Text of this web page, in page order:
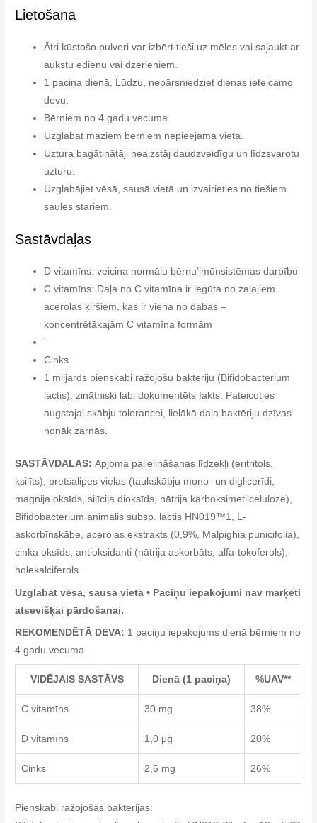
Lietošana
Ātri kūstošo pulveri var izbērt tieši uz mēles vai sajaukt ar
aukstu ēdienu vai dzērieniem.
1 paciņa dienā. Lūdzu, nepārsniedziet dienas ieteicamo
devu.
Bērniem no 4 gadu vecuma.
Uzglabāt maziem bērniem nepieejamā vietā.
Uztura bagātinātāji neaizstāj daudzveidīgu un līdzsvarotu
uzturu.
Uzglabājiet vēsā, sausā vietā un izvairieties no tiešiem
saules stariem.
Sastāvdaļas
D vitamīns: veicina normālu bērnu’imūnsistēmas darbību
C vitamīns: Daļa no C vitamīna ir iegūta no zaļajiem
acerolas ķiršiem, kas ir viena no dabas –
koncentrētākajām C vitamīna formām
’
Cinks
1 miljards pienskābi ražojošu baktēriju (Bifidobacterium
lactis): zinātniski labi dokumentēts fakts. Pateicoties
augstajai skābju tolerancei, lielākā daļa baktēriju dzīvas
nonāk zarnās.
SASTĀVDALAS:Apjoma palielināšanas līdzekļi (eritritols,
ksilīts), pretsalipes vielas (taukskābju mono- un diglicerīdi,
magnija oksīds, silīcija dioksīds, nātrija karboksimetilceluloze),
Bifidobacterium animalis subsp. lactis HN019™1, L-
askorbīnskābe, acerolas ekstrakts (0,9%, Malpighia punicifolia),
cinka oksīds, antioksidanti (nātrija askorbāts, alfa-tokoferols),
holekalciferols.
Uzglabāt vēsā, sausā vietā • Paciņu iepakojumi nav marķēti
atsevišķai pārdošanai.
REKOMENDĒTĀ DEVA: 1 paciņu iepakojums dienā bērniem no
4 gadu vecuma.
VIDĒJAIS SASTĀVS Dienā (1 paciņa) %UAV**
C vitamīns 30 mg 38%
D vitamīns 1,0 μg 20%
Cinks 2,6 mg 26%
Pienskābi ražojošās baktērijas: